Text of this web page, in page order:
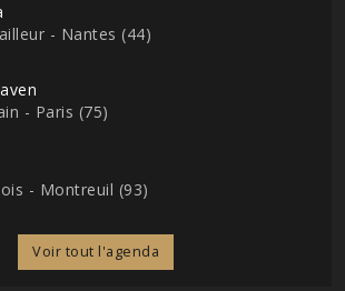
- Nantes (44)
- Paris (75)
- Montreuil (93)
Voir tout l'agenda